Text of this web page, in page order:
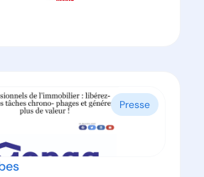
Presse